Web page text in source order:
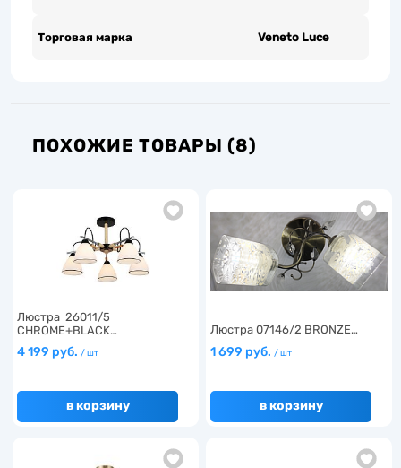
Торговая марка Veneto Luce
ПОХОЖИЕ ТОВАРЫ (8)
Люстра 26011/5
CHROME+BLACK…
4 199 руб. / шт
в корзину
Люстра 07146/2 BRONZE…
1 699 руб. / шт
в корзину